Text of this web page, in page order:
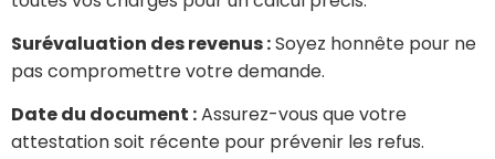
Surévaluation des revenus :Soyez honnête pour ne
pas compromettre votre demande.
Date du document :Assurez-vous que votre
attestation soit récente pour prévenir les refus.